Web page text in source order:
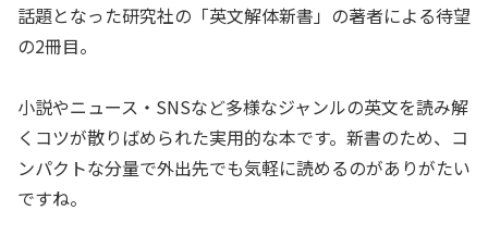
話題となった研究社の「英文解体新書」の著者による待望
の2冊目。
小説やニュース・SNSなど多様なジャンルの英文を読み解
くコツが散りばめられた実用的な本です。新書のため、コ
ンパクトな分量で外出先でも気軽に読めるのがありがたい
ですね。